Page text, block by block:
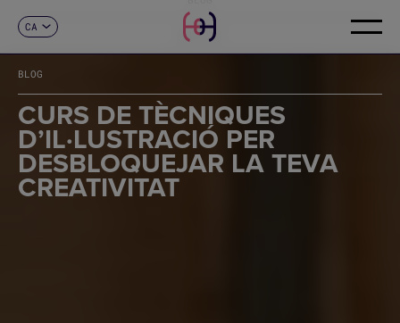
CA
FR
DE
IT
PT
CONTACTE
BLOG
CURS DE TÈCNIQUES
D’IL·LUSTRACIÓ PER
DESBLOQUEJAR LA TEVA
CREATIVITAT